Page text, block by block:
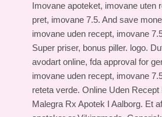
Imovane apoteket, imovane uten
pret, imovane 7.5. And save
imovane uden recept, imovane
Super priser, bonus piller. logo.
avodart online, fda approval for
imovane uden recept, imovane
reteta verde. Online Uden
Malegra Rx Apotek I Aalborg. Et